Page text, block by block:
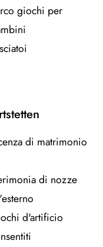
giochi per
di matrimonio
di nozze
d'artificio